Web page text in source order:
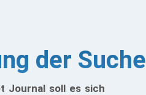
der Suche
Journal soll es sich